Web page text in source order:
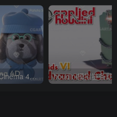
Patata School – 在 Cinema 4D 中创建毛发教程 houdini模拟链条动画